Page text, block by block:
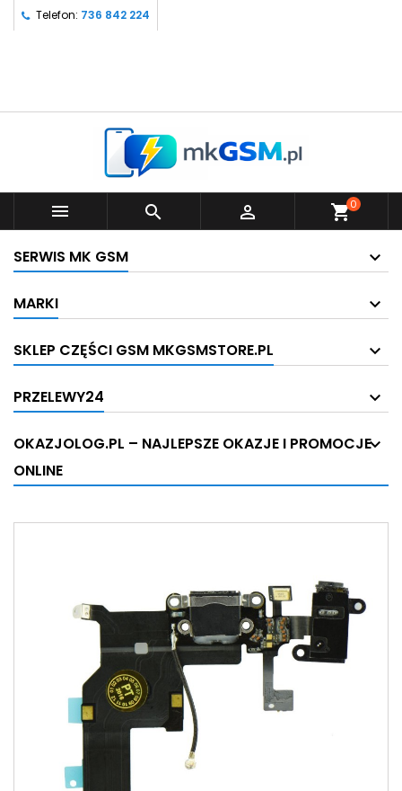
Telefon: 736 842 224
   shopping_cart0
SERWIS MK GSM
MARKI
SKLEP CZĘŚCI GSM MKGSMSTORE.PL
PRZELEWY24
OKAZJOLOG.PL – NAJLEPSZE OKAZJE I PROMOCJE
ONLINE